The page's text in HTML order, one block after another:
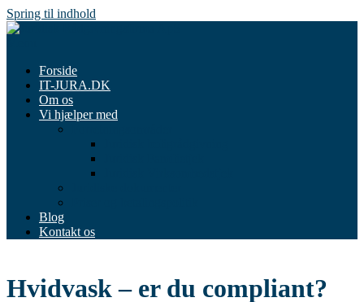
Spring til indhold
Forside
IT-JURA.DK
Om os
Vi hjælper med
Blog
Kontakt os
Hvidvask – er du compliant?